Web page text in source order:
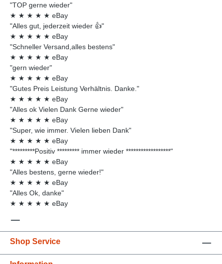
"TOP gerne wieder"
★ ★ ★ ★ ★ eBay
"Alles gut, jederzeit wieder 👍"
★ ★ ★ ★ ★ eBay
"Schneller Versand,alles bestens"
★ ★ ★ ★ ★ eBay
"gern wieder"
★ ★ ★ ★ ★ eBay
"Gutes Preis Leistung Verhältnis. Danke."
★ ★ ★ ★ ★ eBay
"Alles ok Vielen Dank Gerne wieder"
★ ★ ★ ★ ★ eBay
"Super, wie immer. Vielen lieben Dank"
★ ★ ★ ★ ★ eBay
"*********Positiv ********* immer wieder ******************"
★ ★ ★ ★ ★ eBay
"Alles bestens, gerne wieder!"
★ ★ ★ ★ ★ eBay
"Alles Ok, danke"
★ ★ ★ ★ ★ eBay
Shop Service